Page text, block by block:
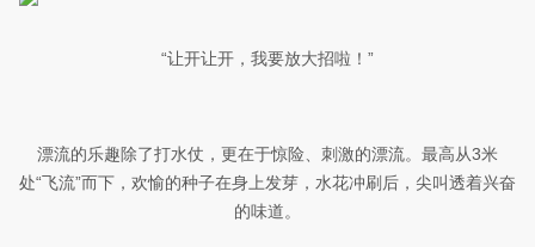
“让开让开，我要放大招啦！”
漂流的乐趣除了打水仗，更在于惊险、刺激的漂流。最高从3米
处“飞流”而下，欢愉的种子在身上发芽，水花冲刷后，尖叫透着兴奋
的味道。